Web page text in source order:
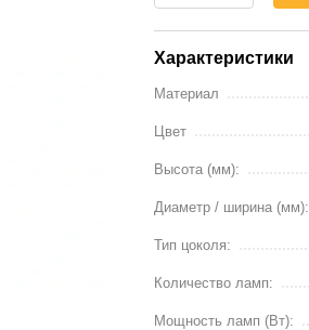
Характеристики
Материал
Цвет
Высота (мм):
Диаметр / ширина (мм):
Тип цоколя:
Количество ламп:
Мощность ламп (Вт):